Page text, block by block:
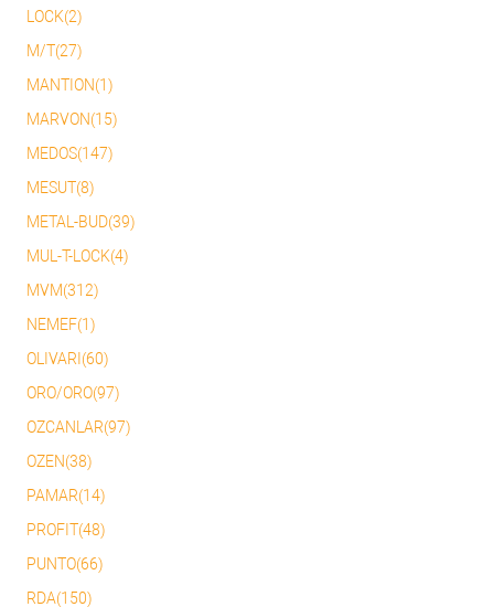
LOCK(2)
M/T(27)
MANTION(1)
MARVON(15)
MEDOS(147)
MESUT(8)
METAL-BUD(39)
MUL-T-LOCK(4)
MVM(312)
NEMEF(1)
OLIVARI(60)
ORO/ORO(97)
OZCANLAR(97)
OZEN(38)
PAMAR(14)
PROFIT(48)
PUNTO(66)
RDA(150)